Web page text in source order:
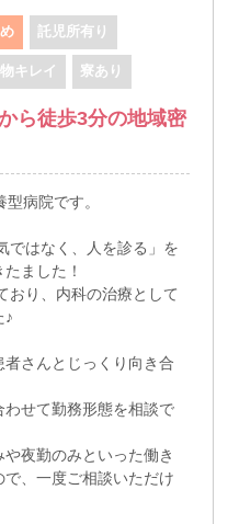
託児所有り
キレイ 寮あり
ら徒歩3分の地域密
病院です。
ではなく、人を診る」を
ました！
おり、内科の治療として
♪
さんとじっくり向き合
わせて勤務形態を相談で
夜勤のみといった働き
、一度ご相談いただけ